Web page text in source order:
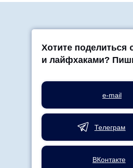
Хотите поделиться
и лайфхаками?
Телеграм
ВКонтакте
e-mail